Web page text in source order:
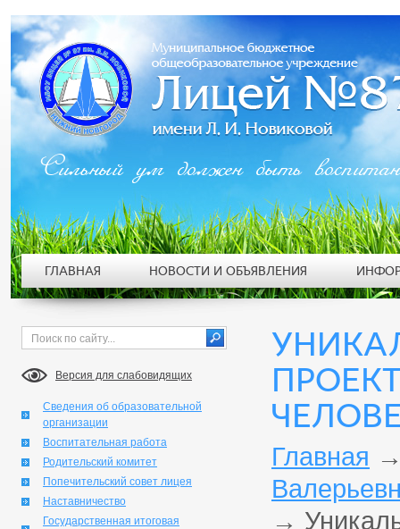
Версия для слабовидящих
Сведения об образовательной
организации
Воспитательная работа
Родительский комитет
Попечительский совет лицея
Наставничество
Государственная итоговая
Главная
→
Сильный ум должен быть
ГЛАВНАЯ НОВОСТИ И ОБЪЯВЛЕНИЯ